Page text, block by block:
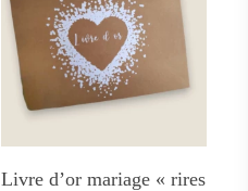
Ajouter Au Panier
Livre d’or mariage « rires